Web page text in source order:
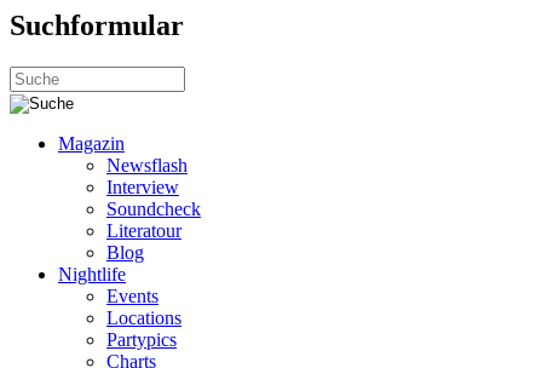
Suchformular
Magazin
Newsflash
Interview
Soundcheck
Literatour
Blog
Nightlife
Events
Locations
Partypics
Charts